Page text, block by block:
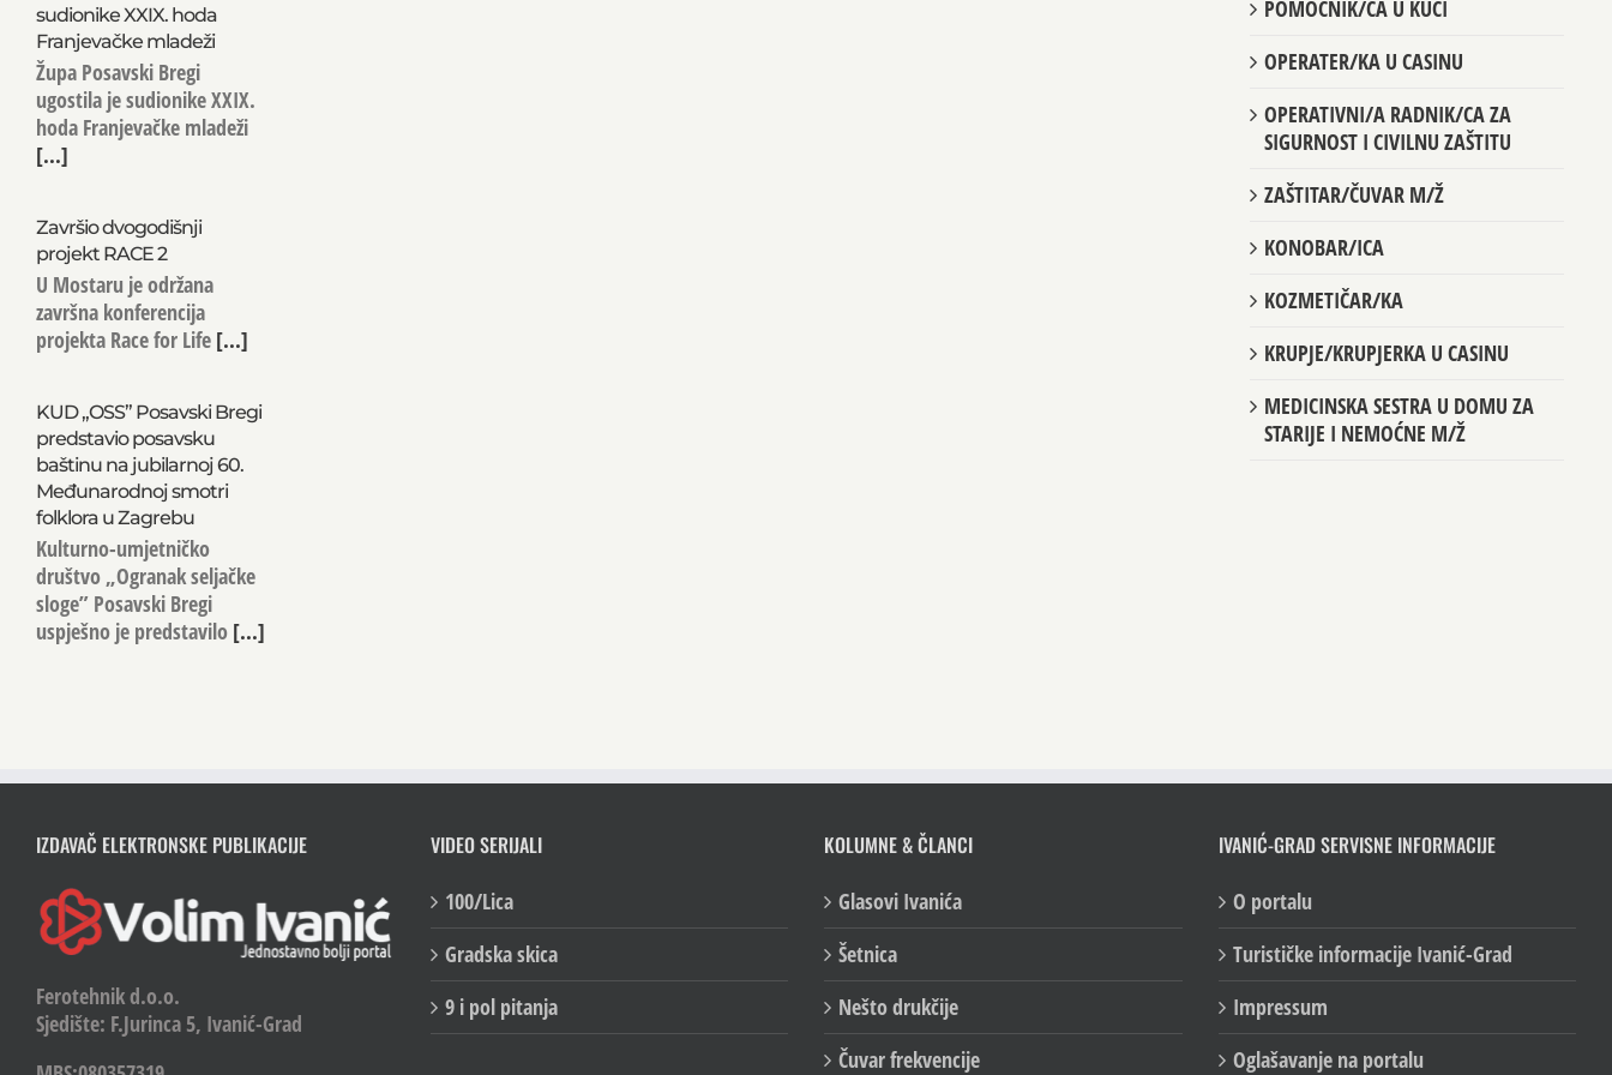
sudionike XXIX. hoda
Franjevačke mladeži
Župa Posavski Bregi
ugostila je sudionike XXIX.
hoda Franjevačke mladeži
[...]
Završio dvogodišnji
projekt RACE 2
U Mostaru je održana
završna konferencija
projekta Race for Life[...]
KUD „OSS” Posavski Bregi
predstavio posavsku
baštinu na jubilarnoj 60.
Međunarodnoj smotri
folklora u Zagrebu
Kulturno-umjetničko
društvo „Ogranak seljačke
sloge” Posavski Bregi
uspješno je predstavilo[...]
POMOĆNIK/CA U KUĆI
OPERATER/KA U CASINU
OPERATIVNI/A RADNIK/CA ZA
SIGURNOST I CIVILNU ZAŠTITU
ZAŠTITAR/ČUVAR M/Ž
KONOBAR/ICA
KOZMETIČAR/KA
KRUPJE/KRUPJERKA U CASINU
MEDICINSKA SESTRA U DOMU ZA
STARIJE I NEMOĆNE M/Ž
IZDAVAČ ELEKTRONSKE PUBLIKACIJE
Ferotehnik d.o.o.
Sjedište: F.Jurinca 5, Ivanić-Grad
VIDEO SERIJALI
100/Lica
Gradska skica
9 i pol pitanja
KOLUMNE & ČLANCI
Glasovi Ivanića
Šetnica
Nešto drukčije
Čuvar frekvencije
IVANIĆ-GRAD SERVISNE INFORMACIJE
O portalu
Turističke informacije Ivanić-Grad
Impressum
Oglašavanje na portalu